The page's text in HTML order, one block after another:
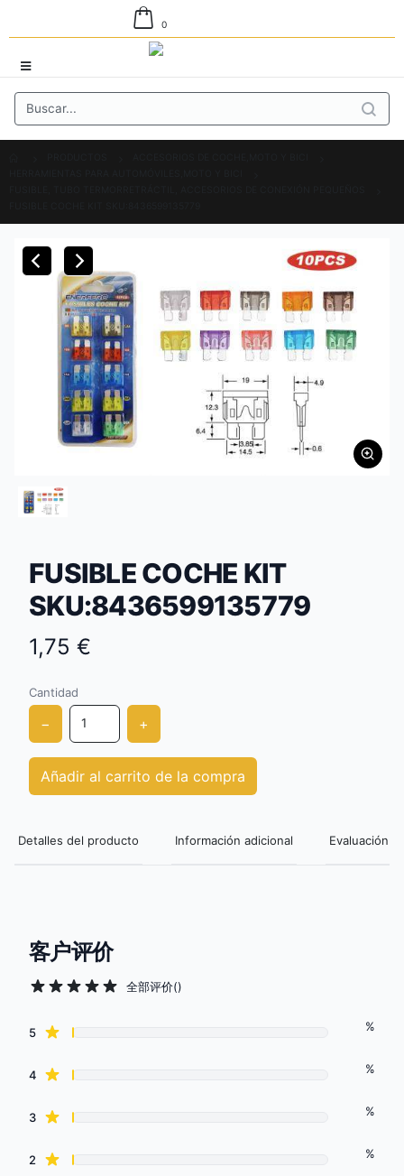
0
FUSIBLE COCHE KIT
SKU:8436599135779
1,75 €
Cantidad
− +
Añadir al carrito de la compra
Detalles del producto Información adicional Evaluación
客户评价
全部评价()
Review data
5star reviews %
4 star reviews %
3star reviews %
2 star reviews %